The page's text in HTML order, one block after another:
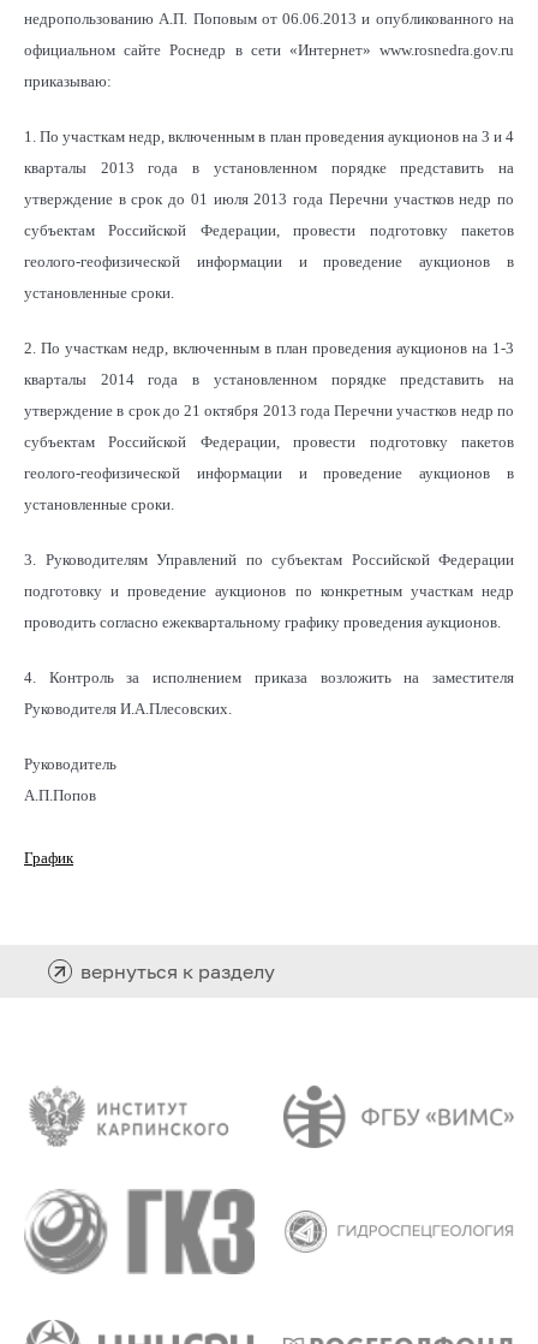
недропользованию А.П. Поповым от 06.06.2013 и опубликованного на
официальном сайте Роснедр в сети «Интернет» www.rosnedra.gov.ru
приказываю:
1. По участкам недр, включенным в план проведения аукционов на 3 и 4
кварталы 2013 года в установленном порядке представить на
утверждение в срок до 01 июля 2013 года Перечни участков недр по
субъектам Российской Федерации, провести подготовку пакетов
геолого-геофизической информации и проведение аукционов в
установленные сроки.
2. По участкам недр, включенным в план проведения аукционов на 1-3
кварталы 2014 года в установленном порядке представить на
утверждение в срок до 21 октября 2013 года Перечни участков недр по
субъектам Российской Федерации, провести подготовку пакетов
геолого-геофизической информации и проведение аукционов в
установленные сроки.
3. Руководителям Управлений по субъектам Российской Федерации
подготовку и проведение аукционов по конкретным участкам недр
проводить согласно ежеквартальному графику проведения аукционов.
4. Контроль за исполнением приказа возложить на заместителя
Руководителя И.А.Плесовских.
Руководитель
А.П.Попов
График
вернуться к разделу